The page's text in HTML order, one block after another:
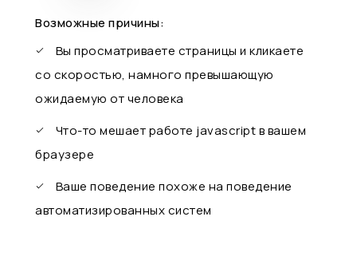
Возможные причины:
Вы просматриваете страницы и кликаете
со скоростью, намного превышающую
ожидаемую от человека
Что-то мешает работе javascript в вашем
браузере
Ваше поведение похоже на поведение
автоматизированных систем